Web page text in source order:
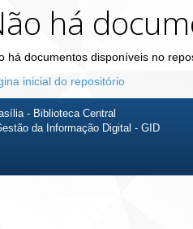
há
há documentos disponíveis no
inicial do repositório
- Biblioteca Central
da Informação Digital - GID